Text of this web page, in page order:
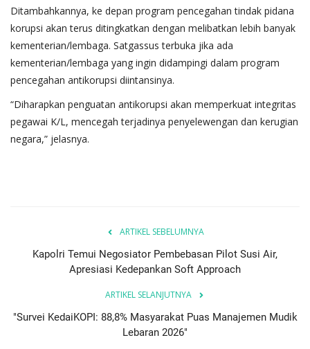
Ditambahkannya, ke depan program pencegahan tindak pidana
korupsi akan terus ditingkatkan dengan melibatkan lebih banyak
kementerian/lembaga. Satgassus terbuka jika ada
kementerian/lembaga yang ingin didampingi dalam program
pencegahan antikorupsi diintansinya.
“Diharapkan penguatan antikorupsi akan memperkuat integritas
pegawai K/L, mencegah terjadinya penyelewengan dan kerugian
negara,” jelasnya.
ARTIKEL SEBELUMNYA
Kapolri Temui Negosiator Pembebasan Pilot Susi Air,
Apresiasi Kedepankan Soft Approach
ARTIKEL SELANJUTNYA
"Survei KedaiKOPI: 88,8% Masyarakat Puas Manajemen Mudik
Lebaran 2026"